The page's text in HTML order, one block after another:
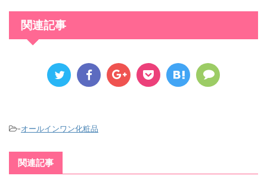
関連記事
-オールインワン化粧品
関連記事